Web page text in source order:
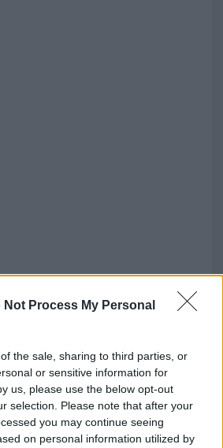
Not Process My Personal
the sale, sharing to third parties, or
or sensitive information for
us, please use the below opt-out
selection. Please note that after your
you may continue seeing
on personal information utilized by
le pubblicità nazionali?